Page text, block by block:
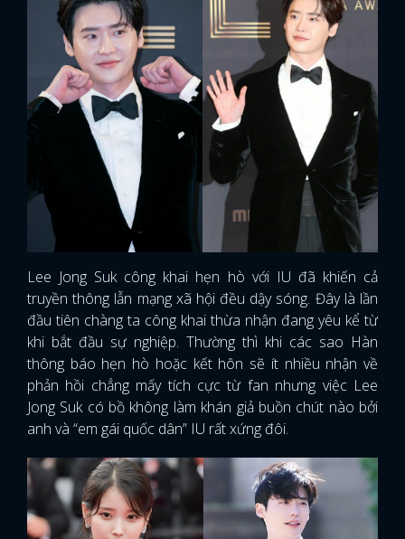
Lee Jong Suk công khai hẹn hò với IU đã khiến cả
truyền thông lẫn mạng xã hội đều dậy sóng. Đây là lần
đầu tiên chàng ta công khai thừa nhận đang yêu kể từ
khi bắt đầu sự nghiệp. Thường thì khi các sao Hàn
thông báo hẹn hò hoặc kết hôn sẽ ít nhiều nhận về
phản hồi chẳng mấy tích cực từ fan nhưng việc Lee
Jong Suk có bồ không làm khán giả buồn chút nào bởi
anh và “em gái quốc dân” IU rất xứng đôi.